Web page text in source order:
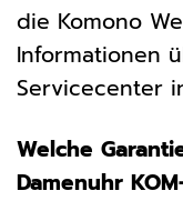
die Komono
Informationen
Servicecenter
Welche
Damenuhr